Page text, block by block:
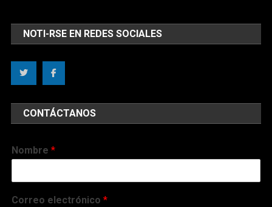
NOTI-RSE EN REDES SOCIALES
CONTÁCTANOS
Nombre*
Correo electrónico*